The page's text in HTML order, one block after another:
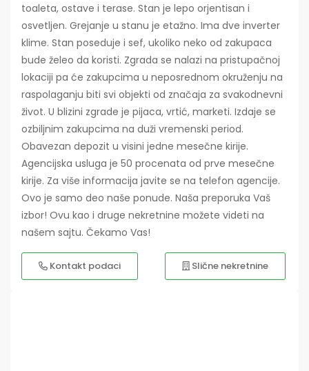
toaleta, ostave i terase. Stan je lepo orjentisan i
osvetljen. Grejanje u stanu je etažno. Ima dve inverter
klime. Stan poseduje i sef, ukoliko neko od zakupaca
bude želeo da koristi. Zgrada se nalazi na pristupačnoj
lokaciji pa će zakupcima u neposrednom okruženju na
raspolaganju biti svi objekti od značaja za svakodnevni
život. U blizini zgrade je pijaca, vrtić, marketi. Izdaje se
ozbiljnim zakupcima na duži vremenski period.
Obavezan depozit u visini jedne mesečne kirije.
Agencijska usluga je 50 procenata od prve mesečne
kirije. Za više informacija javite se na telefon agencije.
Ovo je samo deo naše ponude. Naša preporuka Vaš
izbor! Ovu kao i druge nekretnine možete videti na
našem sajtu. Čekamo Vas!
Kontakt podaci Slične nekretnine